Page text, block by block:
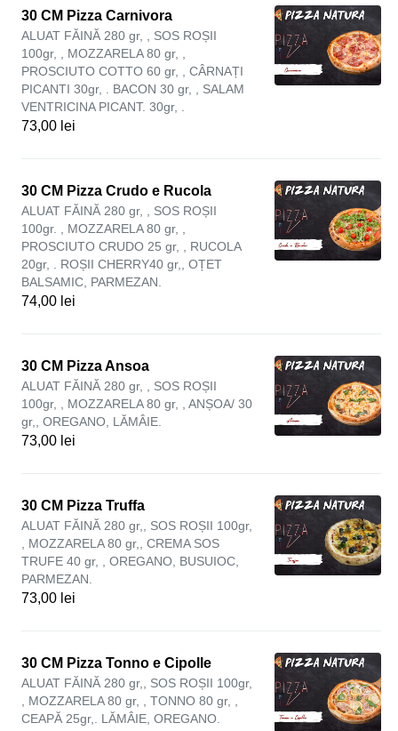
30 CM Pizza Carnivora
ALUAT FĂINĂ 280 gr, , SOS ROȘII
100gr, , MOZZARELA 80 gr, ,
PROSCIUTO COTTO 60 gr, , CÂRNAȚI
PICANTI 30gr, . BACON 30 gr, , SALAM
VENTRICINA PICANT. 30gr, .
73,00 lei
30 CM Pizza Crudo e Rucola
ALUAT FĂINĂ 280 gr, , SOS ROȘII
100gr. , MOZZARELA 80 gr, ,
PROSCIUTO CRUDO 25 gr, , RUCOLA
20gr, . ROȘII CHERRY40 gr,, OȚET
BALSAMIC, PARMEZAN.
74,00 lei
30 CM Pizza Ansoa
ALUAT FĂINĂ 280 gr, , SOS ROȘII
100gr, , MOZZARELA 80 gr, , ANȘOA/ 30
gr,, OREGANO, LĂMÂIE.
73,00 lei
30 CM Pizza Truffa
ALUAT FĂINĂ 280 gr,, SOS ROȘII 100gr,
, MOZZARELA 80 gr,, CREMA SOS
TRUFE 40 gr, , OREGANO, BUSUIOC,
PARMEZAN.
73,00 lei
30 CM Pizza Tonno e Cipolle
ALUAT FĂINĂ 280 gr,, SOS ROȘII 100gr,
, MOZZARELA 80 gr, , TONNO 80 gr, ,
CEAPĂ 25gr,. LĂMÂIE, OREGANO.